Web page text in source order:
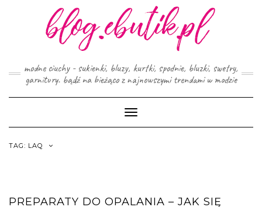
modne ciuchy - sukienki, bluzy, kurtki, spodnie, bluzki, swetry,
garnitury. bądź na bieżąco z najnowszymi trendami w modzie
Toggle
Navigation
TAG: LAQ
PREPARATY DO OPALANIA – JAK SIĘ